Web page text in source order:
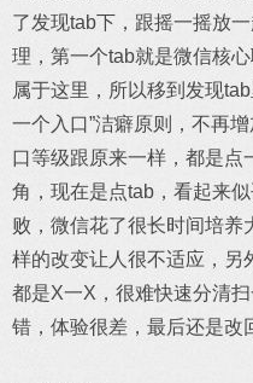
了发现tab下，跟摇一摇放
理，第一个tab就是微信核
属于这里，所以移到发现
一个入口”洁癖原则，不再
口等级跟原来一样，都是点
角，现在是点tab，看起来
败，微信花了很长时间培养
样的改变让人很不适应，另
都是X一X，很难快速分清
错，体验很差，最后还是改